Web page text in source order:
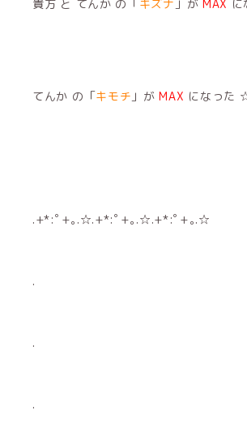
貴方 と てんか の「キズナ 」が MAX
てんか の「キモチ 」がMAX になった
.+*:ﾟ+｡.☆.+*:ﾟ+｡.☆.+*:ﾟ+｡.☆
.
.
.